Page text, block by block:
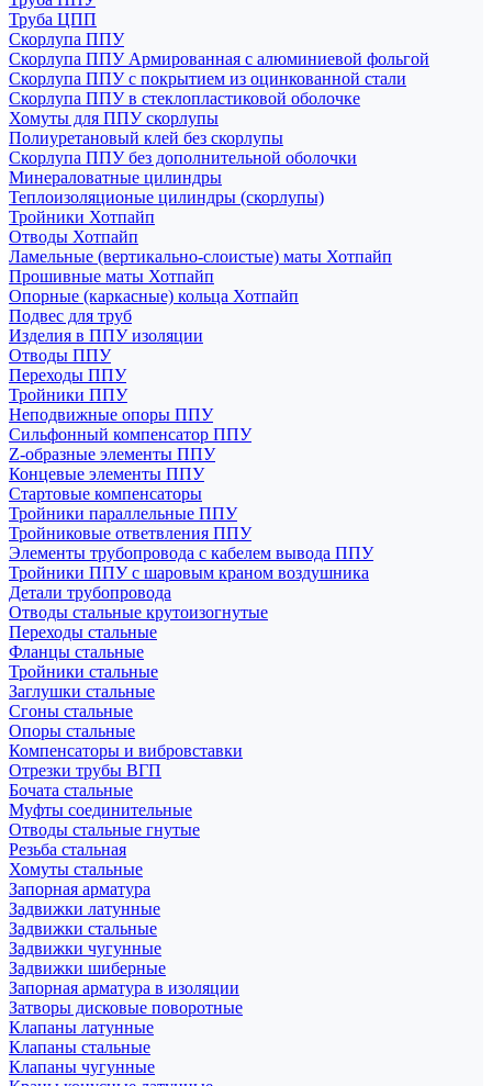
Труба ЦПП
Скорлупа ППУ
Скорлупа ППУ Армированная с алюминиевой фольгой
Скорлупа ППУ с покрытием из оцинкованной стали
Скорлупа ППУ в стеклопластиковой оболочке
Хомуты для ППУ скорлупы
Полиуретановый клей без скорлупы
Скорлупа ППУ без дополнительной оболочки
Минераловатные цилиндры
Теплоизоляционые цилиндры (скорлупы)
Тройники Хотпайп
Отводы Хотпайп
Ламельные (вертикально-слоистые) маты Хотпайп
Прошивные маты Хотпайп
Опорные (каркасные) кольца Хотпайп
Подвес для труб
Изделия в ППУ изоляции
Отводы ППУ
Переходы ППУ
Тройники ППУ
Неподвижные опоры ППУ
Cильфонный компенсатор ППУ
Z-образные элементы ППУ
Концевые элементы ППУ
Стартовые компенсаторы
Тройники параллельные ППУ
Тройниковые ответвления ППУ
Элементы трубопровода с кабелем вывода ППУ
Тройники ППУ с шаровым краном воздушника
Детали трубопровода
Отводы стальные крутоизогнутые
Переходы стальные
Фланцы стальные
Тройники стальные
Заглушки стальные
Сгоны стальные
Опоры стальные
Компенсаторы и вибровставки
Отрезки трубы ВГП
Бочата стальные
Муфты соединительные
Отводы стальные гнутые
Резьба стальная
Хомуты стальные
Запорная арматура
Задвижки латунные
Задвижки стальные
Задвижки чугунные
Задвижки шиберные
Запорная арматура в изоляции
Затворы дисковые поворотные
Клапаны латунные
Клапаны стальные
Клапаны чугунные